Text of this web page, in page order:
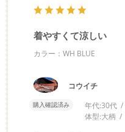
着やすくて涼しい
カラー：WH BLUE
コウイチ
購入確認済み 年代:30代
体型:大柄